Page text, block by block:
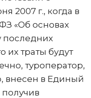
2007 г., когда в
«Об основах
последних
их траты будут
туроператор,
внесен в Единый